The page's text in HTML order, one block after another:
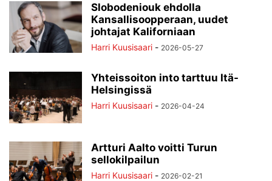
Slobodeniouk ehdolla
Kansallisoopperaan, uudet
johtajat Kaliforniaan
Harri Kuusisaari - 2026-05-27
Yhteissoiton into tarttuu Itä-
Helsingissä
Harri Kuusisaari - 2026-04-24
Artturi Aalto voitti Turun
sellokilpailun
Harri Kuusisaari - 2026-02-21